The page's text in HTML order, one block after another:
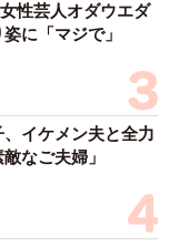
性芸人オダウエダ
に「マジで」
、イケメン夫と全力
なご夫婦」